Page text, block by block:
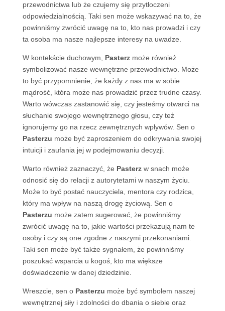
przewodnictwa lub że czujemy się przytłoczeni
odpowiedzialnością. Taki sen może wskazywać na to, że
powinniśmy zwrócić uwagę na to, kto nas prowadzi i czy
ta osoba ma nasze najlepsze interesy na uwadze.
W kontekście duchowym, Pasterzmoże również
symbolizować nasze wewnętrzne przewodnictwo. Może
to być przypomnienie, że każdy z nas ma w sobie
mądrość, która może nas prowadzić przez trudne czasy.
Warto wówczas zastanowić się, czy jesteśmy otwarci na
słuchanie swojego wewnętrznego głosu, czy też
ignorujemy go na rzecz zewnętrznych wpływów. Sen o
Pasterzu może być zaproszeniem do odkrywania swojej
intuicji i zaufania jej w podejmowaniu decyzji.
Warto również zaznaczyć, że Pasterzw snach może
odnosić się do relacji z autorytetami w naszym życiu.
Może to być postać nauczyciela, mentora czy rodzica,
który ma wpływ na naszą drogę życiową. Sen o
Pasterzu może zatem sugerować, że powinniśmy
zwrócić uwagę na to, jakie wartości przekazują nam te
osoby i czy są one zgodne z naszymi przekonaniami.
Taki sen może być także sygnałem, że powinniśmy
poszukać wsparcia u kogoś, kto ma większe
doświadczenie w danej dziedzinie.
Wreszcie, sen o Pasterzu może być symbolem naszej
wewnętrznej siły i zdolności do dbania o siebie oraz